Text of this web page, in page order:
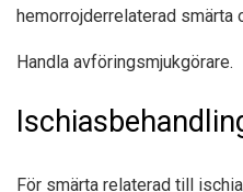
hemorrojderrelaterad smärta
Handla avföringsmjukgörare.
För smärta relaterad till